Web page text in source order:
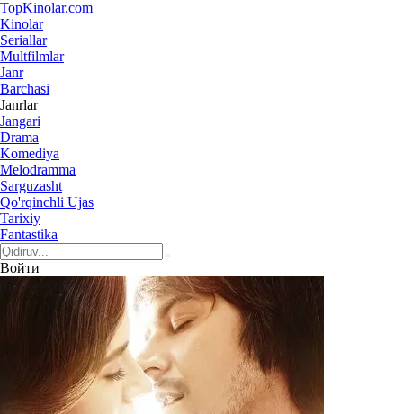
TopKinolar.com
Kinolar
Seriallar
Multfilmlar
Janr
Barchasi
Janrlar
Jangari
Drama
Komediya
Melodramma
Sarguzasht
Qo'rqinchli Ujas
Tarixiy
Fantastika
Войти